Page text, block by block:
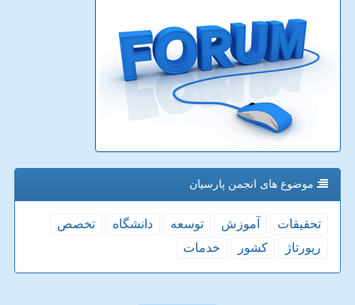
موضوع های انجمن پارسیان
تحقیقات آموزش توسعه دانشگاه
تخصص
رپورتاژ
كشور خدمات